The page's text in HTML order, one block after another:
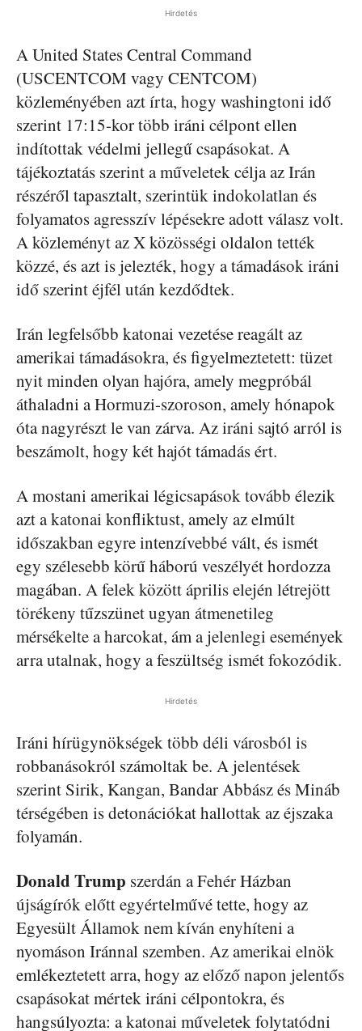
Hirdetés
A United States Central Command
(USCENTCOM vagy CENTCOM)
közleményében azt írta, hogy washingtoni idő
szerint 17:15-kor több iráni célpont ellen
indítottak védelmi jellegű csapásokat. A
tájékoztatás szerint a műveletek célja az Irán
részéről tapasztalt, szerintük indokolatlan és
folyamatos agresszív lépésekre adott válasz volt.
A közleményt az X közösségi oldalon tették
közzé, és azt is jelezték, hogy a támadások iráni
idő szerint éjfél után kezdődtek.
Irán legfelsőbb katonai vezetése reagált az
amerikai támadásokra, és figyelmeztetett: tüzet
nyit minden olyan hajóra, amely megpróbál
áthaladni a Hormuzi-szoroson, amely hónapok
óta nagyrészt le van zárva. Az iráni sajtó arról is
beszámolt, hogy két hajót támadás ért.
A mostani amerikai légicsapások tovább élezik
azt a katonai konfliktust, amely az elmúlt
időszakban egyre intenzívebbé vált, és ismét
egy szélesebb körű háború veszélyét hordozza
magában. A felek között április elején létrejött
törékeny tűzszünet ugyan átmenetileg
mérsékelte a harcokat, ám a jelenlegi események
arra utalnak, hogy a feszültség ismét fokozódik.
Hirdetés
Iráni hírügynökségek több déli városból is
robbanásokról számoltak be. A jelentések
szerint Sirik, Kangan, Bandar Abbász és Mináb
térségében is detonációkat hallottak az éjszaka
folyamán.
Donald Trump szerdán a Fehér Házban
újságírók előtt egyértelművé tette, hogy az
Egyesült Államok nem kíván enyhíteni a
nyomáson Iránnal szemben. Az amerikai elnök
emlékeztetett arra, hogy az előző napon jelentős
csapásokat mértek iráni célpontokra, és
hangsúlyozta: a katonai műveletek folytatódni